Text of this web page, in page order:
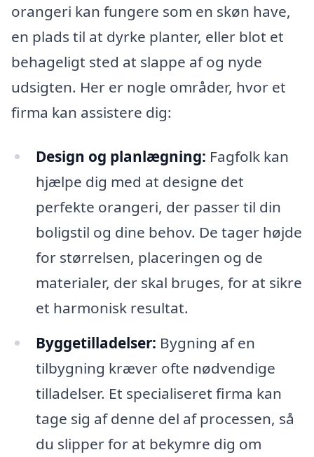
orangeri kan fungere som en skøn have,
en plads til at dyrke planter, eller blot et
behageligt sted at slappe af og nyde
udsigten. Her er nogle områder, hvor et
firma kan assistere dig:
Design og planlægning: Fagfolk kan
hjælpe dig med at designe det
perfekte orangeri, der passer til din
boligstil og dine behov. De tager højde
for størrelsen, placeringen og de
materialer, der skal bruges, for at sikre
et harmonisk resultat.
Byggetilladelser: Bygning af en
tilbygning kræver ofte nødvendige
tilladelser. Et specialiseret firma kan
tage sig af denne del af processen, så
du slipper for at bekymre dig om